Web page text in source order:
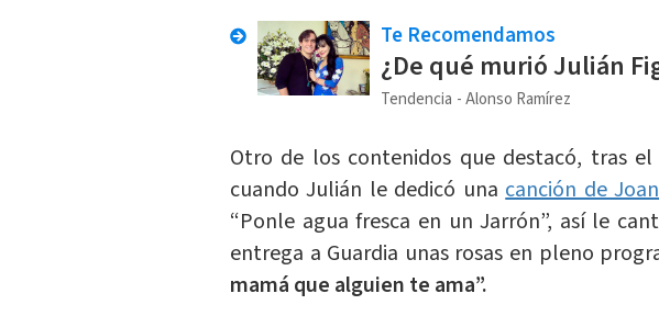
Te Recomendamos
¿De qué murió Julián
Tendencia Alonso Ramírez
Otro de los contenidos que destacó, tras
cuando Julián le dedicó unacanción de
“Ponle agua fresca en un Jarrón”, así le
entrega a Guardia unas rosas en pleno
mamá que alguien te ama”.